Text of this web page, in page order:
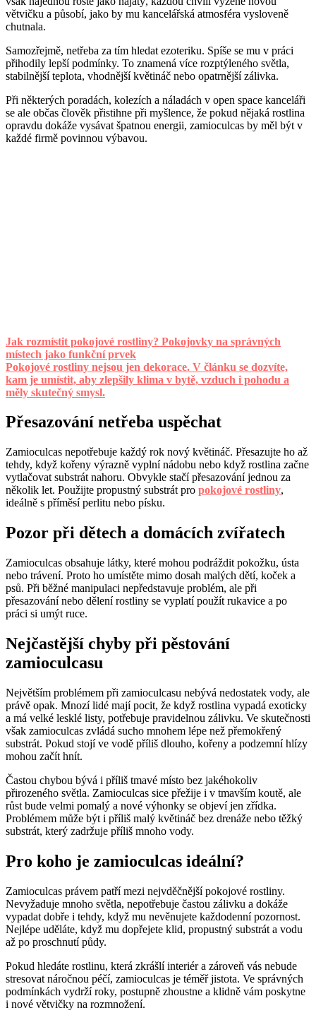
větvičku a působí, jako by mu kancelářská atmosféra vysloveně
chutnala.
Samozřejmě, netřeba za tím hledat ezoteriku. Spíše se mu v práci
přihodily lepší podmínky. To znamená více rozptýleného světla,
stabilnější teplota, vhodnější květináč nebo opatrnější zálivka.
Při některých poradách, kolezích a náladách v open space kanceláři
se ale občas člověk přistihne při myšlence, že pokud nějaká rostlina
opravdu dokáže vysávat špatnou energii, zamioculcas by měl být v
každé firmě povinnou výbavou.
Jak rozmístit pokojové rostliny? Pokojovky na správných
místech jako funkční prvek
Pokojové rostliny nejsou jen dekorace. V článku se dozvíte,
kam je umístit, aby zlepšily klima v bytě, vzduch i pohodu a
měly skutečný smysl.
Přesazování netřeba uspěchat
Zamioculcas nepotřebuje každý rok nový květináč. Přesazujte ho až
tehdy, když kořeny výrazně vyplní nádobu nebo když rostlina začne
vytlačovat substrát nahoru. Obvykle stačí přesazování jednou za
několik let. Použijte propustný substrát pro pokojové rostliny,
ideálně s příměsí perlitu nebo písku.
Pozor při dětech a domácích zvířatech
Zamioculcas obsahuje látky, které mohou podráždit pokožku, ústa
nebo trávení. Proto ho umístěte mimo dosah malých dětí, koček a
psů. Při běžné manipulaci nepředstavuje problém, ale při
přesazování nebo dělení rostliny se vyplatí použít rukavice a po
práci si umýt ruce.
Nejčastější chyby při pěstování
zamioculcasu
Největším problémem při zamioculcasu nebývá nedostatek vody, ale
právě opak. Mnozí lidé mají pocit, že když rostlina vypadá exoticky
a má velké lesklé listy, potřebuje pravidelnou zálivku. Ve skutečnosti
však zamioculcas zvládá sucho mnohem lépe než přemokřený
substrát. Pokud stojí ve vodě příliš dlouho, kořeny a podzemní hlízy
mohou začít hnít.
Častou chybou bývá i příliš tmavé místo bez jakéhokoliv
přirozeného světla. Zamioculcas sice přežije i v tmavším koutě, ale
růst bude velmi pomalý a nové výhonky se objeví jen zřídka.
Problémem může být i příliš malý květináč bez drenáže nebo těžký
substrát, který zadržuje příliš mnoho vody.
Pro koho je zamioculcas ideální?
Zamioculcas právem patří mezi nejvděčnější pokojové rostliny.
Nevyžaduje mnoho světla, nepotřebuje častou zálivku a dokáže
vypadat dobře i tehdy, když mu nevěnujete každodenní pozornost.
Nejlépe uděláte, když mu dopřejete klid, propustný substrát a vodu
až po proschnutí půdy.
Pokud hledáte rostlinu, která zkrášlí interiér a zároveň vás nebude
stresovat náročnou péčí, zamioculcas je téměř jistota. Ve správných
podmínkách vydrží roky, postupně zhoustne a klidně vám poskytne
i nové větvičky na rozmnožení.